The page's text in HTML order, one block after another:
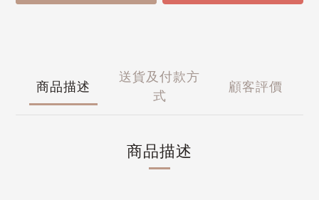
商品描述
送貨及付款方
式
顧客評價
商品描述